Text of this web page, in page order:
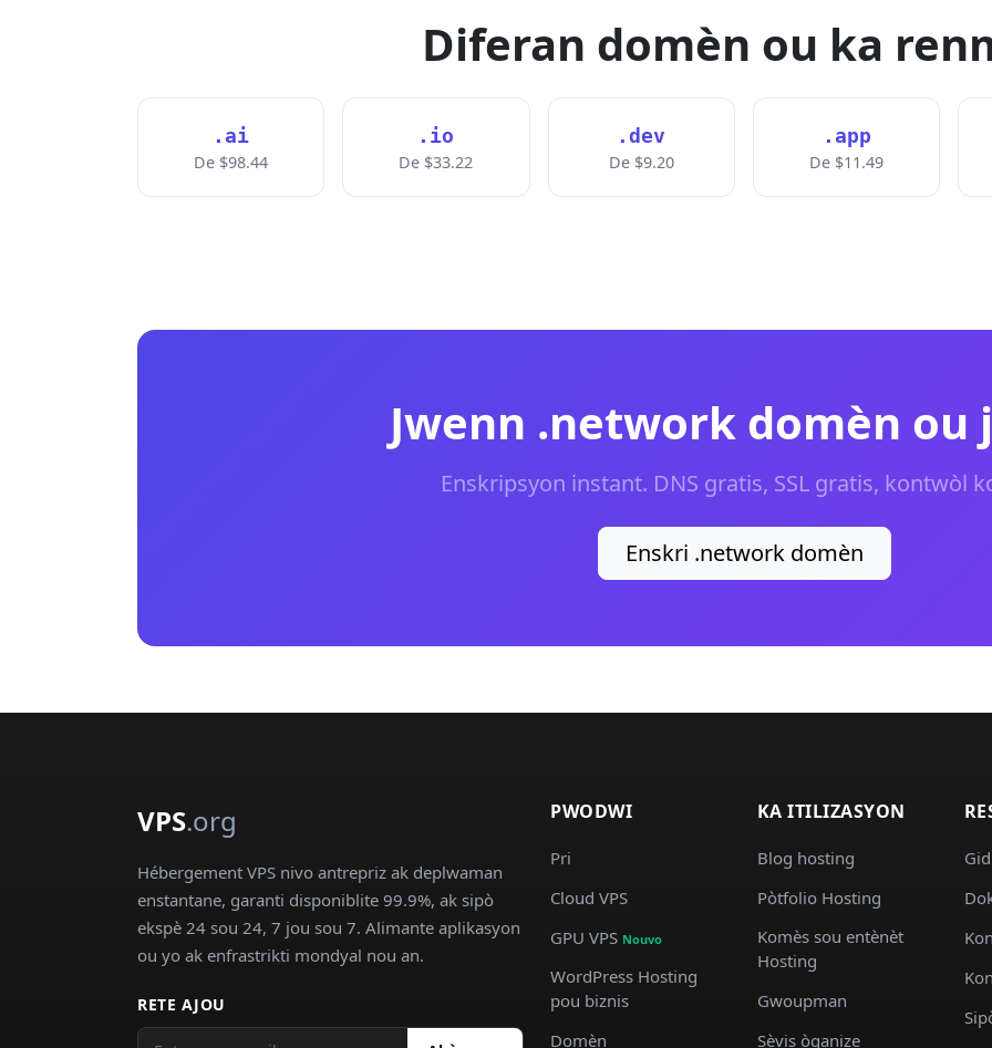
Diferan domèn ou ka
.ai
De $98.44
.io
De $33.22
.dev
De $9.20
.app
De $11.49
Jwenn .network domèn ou
Enskripsyon instant. DNS gratis, SSL gratis, kontwòl
Enskri .network domèn
VPS.org
Hébergement VPS nivo antrepriz ak deplwaman
enstantane, garanti disponiblite 99.9%, ak sipò
ekspè 24 sou 24, 7 jou sou 7. Alimante aplikasyon
ou yo ak enfrastrikti mondyal nou an.
RETE AJOU
PWODWI
Pri
Cloud VPS
GPU VPS Nouvo
WordPress Hosting
pou biznis
Domèn
KA ITILIZASYON
Blog hosting
Pòtfolio Hosting
Komès sou entènèt
Hosting
Gwoupman
Sèvis òganize